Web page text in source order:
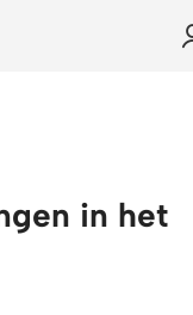
in het